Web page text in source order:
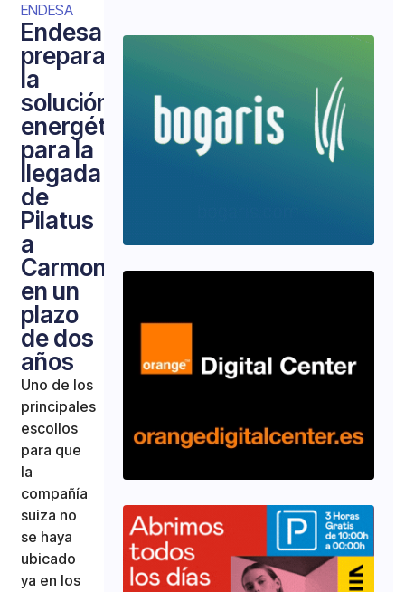
ENDESA
Endesa
prepara
la
solución
energética
para la
llegada
de
Pilatus
a
Carmona
en un
plazo
de dos
años
Uno de los
principales
escollos
para que
la
compañía
suiza no
se haya
ubicado
ya en los